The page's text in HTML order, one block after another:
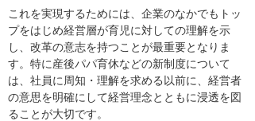
これを実現するためには、企業のなかでもトッ
プをはじめ経営層が育児に対しての理解を示
し、改革の意志を持つことが最重要となりま
す。特に産後パパ育休などの新制度について
は、社員に周知・理解を求める以前に、経営者
の意思を明確にして経営理念とともに浸透を図
ることが大切です。